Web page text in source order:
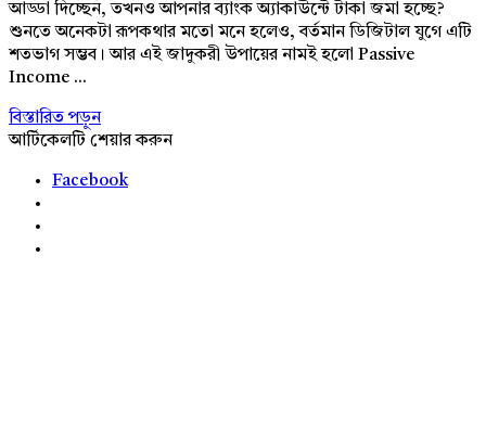
আড্ডা দিচ্ছেন, তখনও আপনার ব্যাংক অ্যাকাউন্টে টাকা জমা হচ্ছে?
শুনতে অনেকটা রূপকথার মতো মনে হলেও, বর্তমান ডিজিটাল যুগে এটি
শতভাগ সম্ভব। আর এই জাদুকরী উপায়ের নামই হলো Passive
Income ...
বিস্তারিত পড়ুন
আর্টিকেলটি শেয়ার করুন
Facebook